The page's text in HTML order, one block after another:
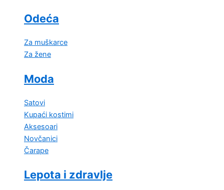
Odeća
Za muškarce
Za žene
Moda
Satovi
Kupaći kostimi
Aksesoari
Novčanici
Čarape
Lepota i zdravlje